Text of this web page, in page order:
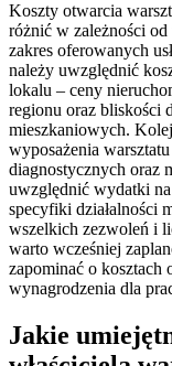
Koszty otwarcia
różnić w zależności
zakres oferowanych
należy uwzględnić
lokalu – ceny
regionu oraz bliskości
mieszkaniowych.
wyposażenia
diagnostycznych oraz
uwzględnić wydatki
specyfiki działalności
wszelkich zezwoleń i
warto wcześniej
zapominać o kosztach
wynagrodzenia dla
Jakie